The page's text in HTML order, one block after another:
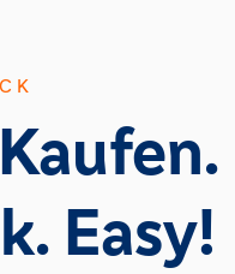
Easy!